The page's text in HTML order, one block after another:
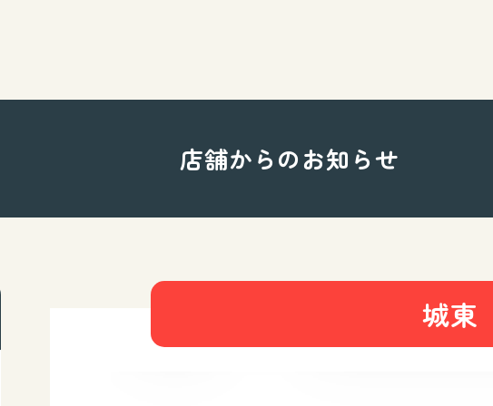
店舗からのお知らせ
城東